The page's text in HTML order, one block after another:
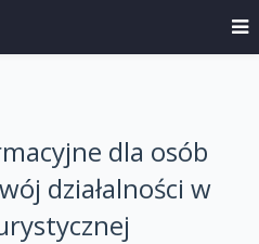
dla osób
działalności w